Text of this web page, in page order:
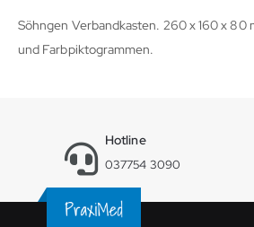
Söhngen Verbandkasten. 260 x 160 x 80
und Farbpiktogrammen.
Hotline
037754 3090